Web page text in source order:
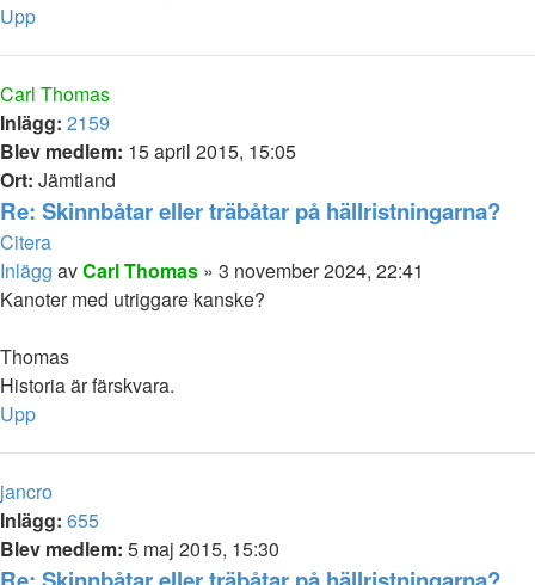
Upp
Carl Thomas
Inlägg: 2159
Blev medlem: 15 april 2015, 15:05
Ort: Jämtland
Re: Skinnbåtar eller träbåtar på hällristningarna?
Citera
Inlägg avCarl Thomas » 3 november 2024, 22:41
Kanoter med utriggare kanske?
Thomas
Historia är färskvara.
Upp
jancro
Inlägg: 655
Blev medlem: 5 maj 2015, 15:30